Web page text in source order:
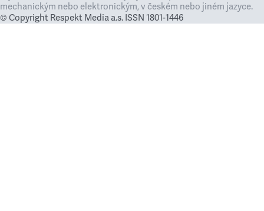
mechanickým nebo elektronickým, v českém nebo jiném jazyce.
© Copyright Respekt Media a.s. ISSN 1801-1446